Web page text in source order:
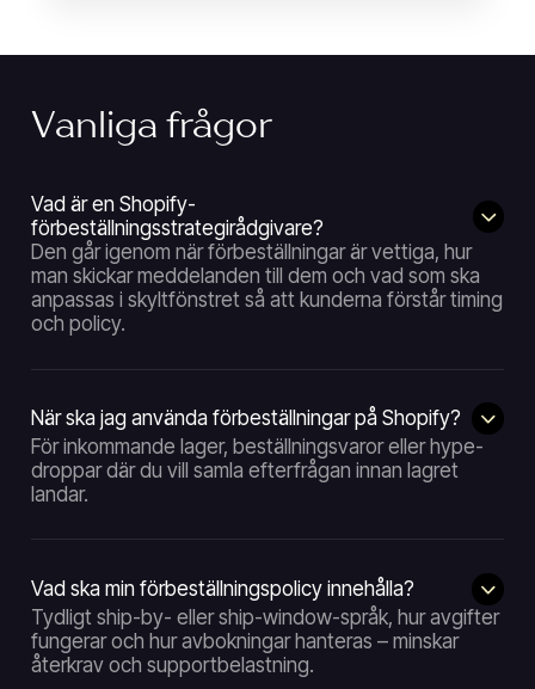
Vanliga frågor
Vad är en Shopify-
förbeställningsstrategirådgivare?
Den går igenom när förbeställningar är vettiga, hur
man skickar meddelanden till dem och vad som ska
anpassas i skyltfönstret så att kunderna förstår timing
och policy.
När ska jag använda förbeställningar på Shopify?
För inkommande lager, beställningsvaror eller hype-
droppar där du vill samla efterfrågan innan lagret
landar.
Vad ska min förbeställningspolicy innehålla?
Tydligt ship-by- eller ship-window-språk, hur avgifter
fungerar och hur avbokningar hanteras – minskar
återkrav och supportbelastning.